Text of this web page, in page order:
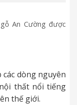
An Cường được
dòng nguyên
thất nổi tiếng
thế giới.